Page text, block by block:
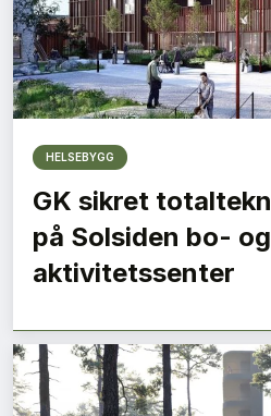
HELSEBYGG
GK sikret
på Solsiden bo- og
aktivitetssenter